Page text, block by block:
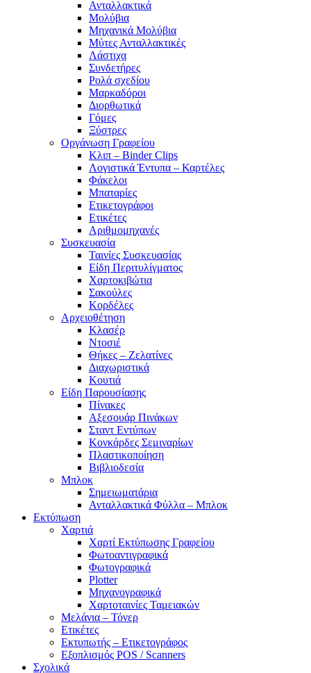
Ανταλλακτικά
Μολύβια
Μηχανικά Μολύβια
Μύτες Ανταλλακτικές
Λάστιχα
Συνδετήρες
Ρολά σχεδίου
Μαρκαδόροι
Διορθωτικά
Γόμες
Ξύστρες
Οργάνωση Γραφείου
Κλιπ – Binder Clips
Λογιστικά Έντυπα – Καρτέλες
Φάκελοι
Μπαταρίες
Ετικετογράφοι
Ετικέτες
Αριθμομηχανές
Συσκευασία
Ταινίες Συσκευασίας
Είδη Περιτυλίγματος
Χαρτοκιβώτια
Σακούλες
Κορδέλες
Αρχειοθέτηση
Κλασέρ
Ντοσιέ
Θήκες – Ζελατίνες
Διαχωριστικά
Κουτιά
Είδη Παρουσίασης
Πίνακες
Αξεσουάρ Πινάκων
Σταντ Εντύπων
Κονκάρδες Σεμιναρίων
Πλαστικοποίηση
Βιβλιοδεσία
Μπλοκ
Σημειωματάρια
Ανταλλακτικά Φύλλα – Μπλοκ
Εκτύπωση
Χαρτιά
Χαρτί Εκτύπωσης Γραφείου
Φωτοαντιγραφικά
Φωτογραφικά
Plotter
Μηχανογραφικά
Χαρτοταινίες Ταμειακών
Μελάνια – Τόνερ
Ετικέτες
Εκτυπωτής – Ετικετογράφος
Εξοπλισμός POS / Scanners
Σχολικά